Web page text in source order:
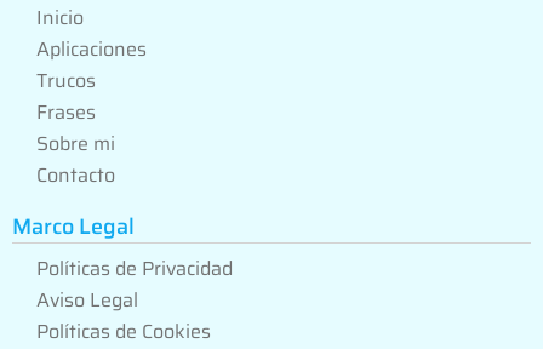
Inicio
Aplicaciones
Trucos
Frases
Sobre mi
Contacto
Marco Legal
Políticas de Privacidad
Aviso Legal
Políticas de Cookies